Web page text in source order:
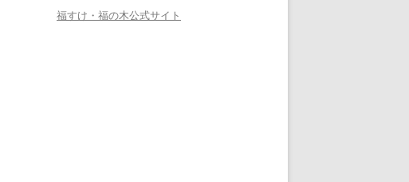
福すけ・福の木公式サイト